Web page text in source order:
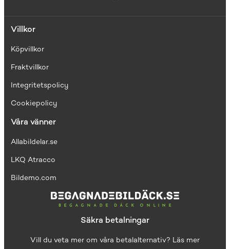
Villkor
Köpvillkor
Fraktvillkor
Integritetspolicy
Cookiepolicy
Våra vänner
Allabildelar.se
LKQ Atracco
Bildemo.com
Säkra betalningar
Vill du veta mer om våra betalalternativ? Läs mer